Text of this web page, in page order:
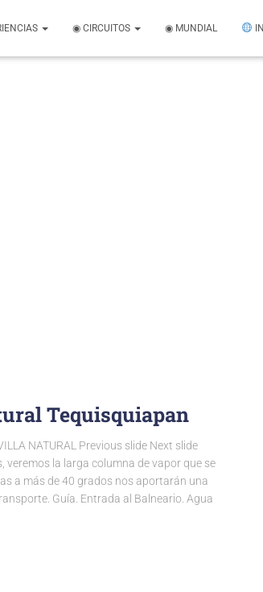
◉ CIRCUITOS ◉ MUNDIAL
Tequisquiapan
NATURAL Previous slide Next slide
la larga columna de vapor que se
a más de 40 grados nos aportarán una
Guía. Entrada al Balneario. Agua